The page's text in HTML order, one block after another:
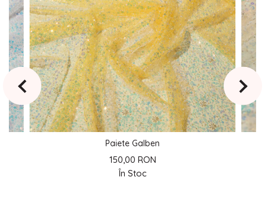
Paiete Galben
150,00 RON
În Stoc